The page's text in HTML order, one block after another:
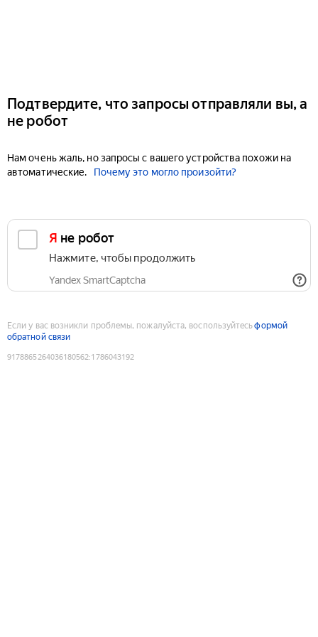
Подтвердите, что запросы отправляли вы, а
не робот
Нам очень жаль, но запросы с вашего устройства похожи на
автоматические.
Почему это могло произойти?
Я не робот
Нажмите, чтобы продолжить
Yandex SmartCaptcha
Если у вас возникли проблемы, пожалуйста, воспользуйтесьформой
обратной связи
9178865264036180562:1786043192